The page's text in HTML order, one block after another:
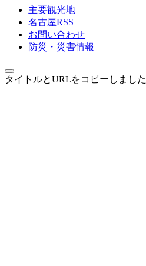
主要観光地
名古屋RSS
お問い合わせ
防災・災害情報
タイトルとURLをコピーしました